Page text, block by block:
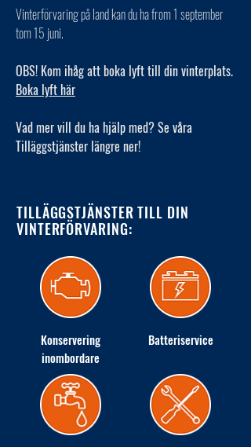
Vinterförvaring på land kan du ha from 1 september
tom 15 juni.
OBS! Kom ihåg att boka lyft till din vinterplats.
Boka lyft här
Vad mer vill du ha hjälp med? Se våra
Tilläggstjänster längre ner!
TILLÄGGSTJÄNSTER TILL DIN
VINTERFÖRVARING:
Konservering
inombordare
Batteriservice